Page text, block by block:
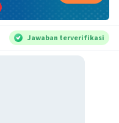
Jawaban terverifikasi